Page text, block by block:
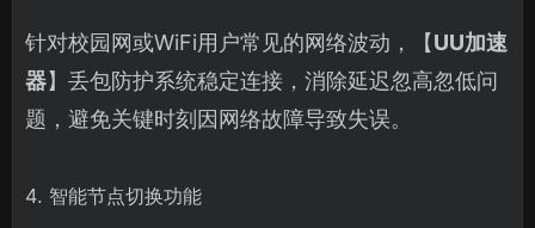
针对校园网或WiFi用户常见的网络波动，【UU加速
器】丢包防护系统稳定连接，消除延迟忽高忽低问
题，避免关键时刻因网络故障导致失误。
4. 智能节点切换功能